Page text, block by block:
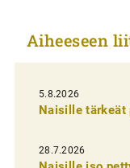
k
e
l
i
e
Aiheeseen
5.8.2026
Naisille tärkeät
28.7.2026